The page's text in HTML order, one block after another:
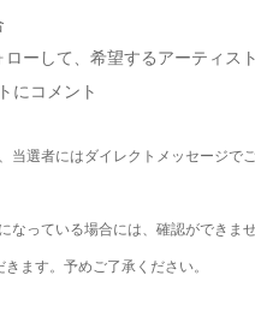
ーして、希望するアーティス
にコメント
当選者にはダイレクトメッセージで
なっている場合には、確認ができま
ます。予めご了承ください。